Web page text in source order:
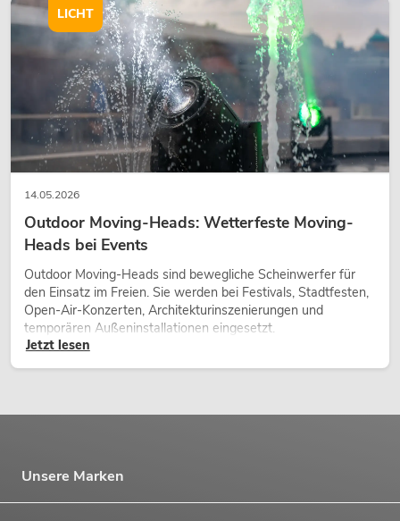
wirken lassen.
14.05.2026
Outdoor Moving-Heads: Wetterfeste Moving-
Heads bei Events
Outdoor Moving-Heads sind bewegliche Scheinwerfer für
den Einsatz im Freien. Sie werden bei Festivals, Stadtfesten,
Open-Air-Konzerten, Architekturinszenierungen und
temporären Außeninstallationen eingesetzt.
Jetzt lesen
LICHT
Unsere Marken